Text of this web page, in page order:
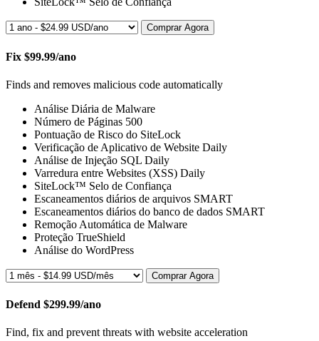
Comprar Agora
Fix $99.99/ano
Finds and removes malicious code automatically
Análise Diária de Malware
Número de Páginas 500
Pontuação de Risco do SiteLock
Verificação de Aplicativo de Website Daily
Análise de Injeção SQL Daily
Varredura entre Websites (XSS) Daily
SiteLock™ Selo de Confiança
Escaneamentos diários de arquivos SMART
Escaneamentos diários do banco de dados SMART
Remoção Automática de Malware
Proteção TrueShield
Análise do WordPress
Comprar Agora
Defend $299.99/ano
Find, fix and prevent threats with website acceleration